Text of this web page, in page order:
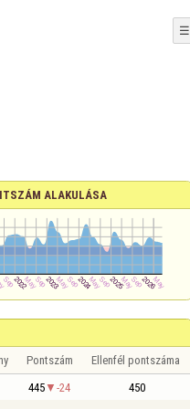
☰
ALAKULÁSA
Pontszám
Ellenfél pontszáma
445
-24
450